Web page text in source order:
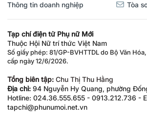
Thông tin doanh nghiệp Tòa
Tạp chí điện tử Phụ nữ Mới
Thuộc Hội Nữ trí thức Việt Nam
Số giấy phép: 81/GP-BVHTTDL do Bộ Văn
cấp ngày 12/6/2026.
Tổng biên tập: Chu Thị Thu Hằng
Địa chỉ: 94 Nguyễn Hy Quang, phường
Hotline: 024.36.555.655 - 0913.212.736 -
tapchi@phunumoi.net.vn